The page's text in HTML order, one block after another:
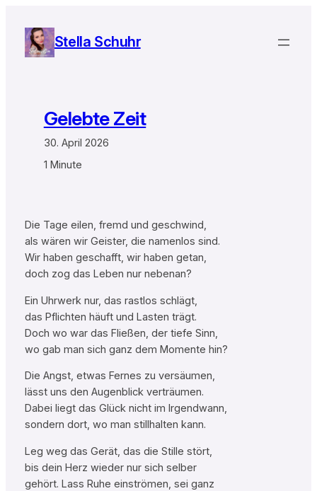
Inhalt
springen
Stella Schuhr
Gelebte Zeit
30. April 2026
1 Minute
Die Tage eilen, fremd und geschwind,
als wären wir Geister, die namenlos sind.
Wir haben geschafft, wir haben getan,
doch zog das Leben nur nebenan?
Ein Uhrwerk nur, das rastlos schlägt,
das Pflichten häuft und Lasten trägt.
Doch wo war das Fließen, der tiefe Sinn,
wo gab man sich ganz dem Momente hin?
Die Angst, etwas Fernes zu versäumen,
lässt uns den Augenblick verträumen.
Dabei liegt das Glück nicht im Irgendwann,
sondern dort, wo man stillhalten kann.
Leg weg das Gerät, das die Stille stört,
bis dein Herz wieder nur sich selber
gehört. Lass Ruhe einströmen, sei ganz